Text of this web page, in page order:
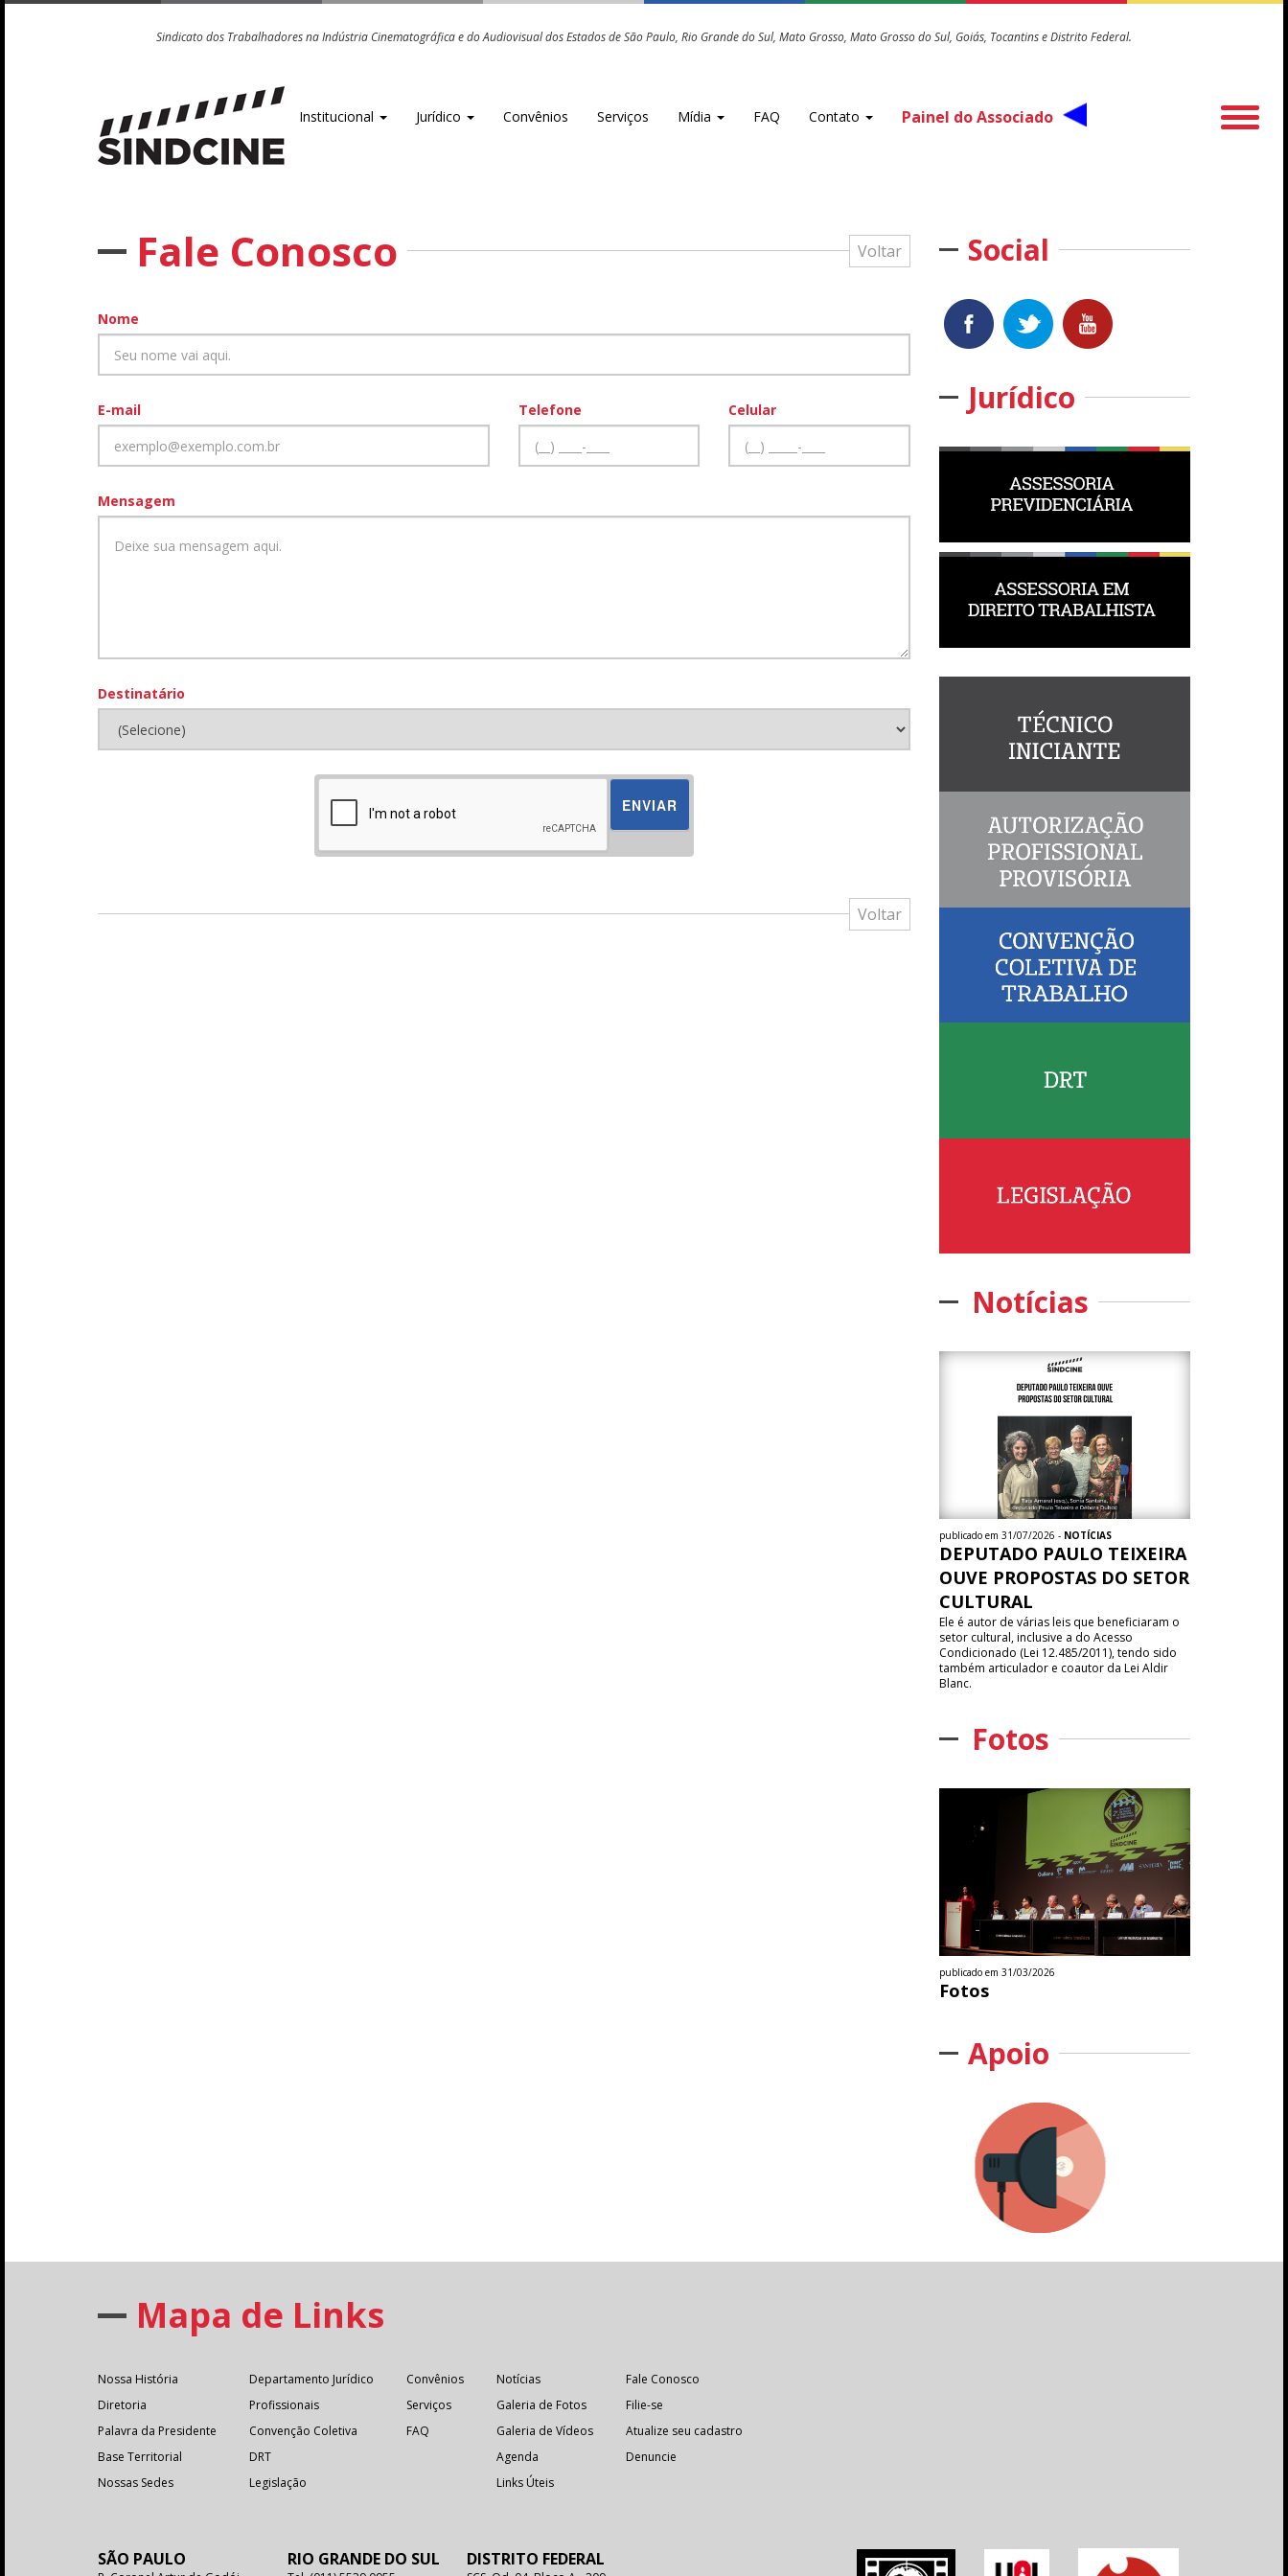
Sindicato dos Trabalhadores na Indústria Cinematográfica e do Audiovisual dos Estados de São Paulo, Rio Grande do Sul, Mato Grosso, Mato Grosso do Sul, Goiás, Tocantins e Distrito Federal.
Institucional Jurídico Convênios Serviços Mídia FAQ Contato Painel do Associado
Voltar
Fale Conosco
Nome
E-mail Telefone Celular
Mensagem
Destinatário
Voltar
Social
Jurídico
Notícias
publicado em 31/07/2026 - NOTÍCIAS
DEPUTADO PAULO TEIXEIRA
OUVE PROPOSTAS DO SETOR
CULTURAL
Ele é autor de várias leis que beneficiaram o
setor cultural, inclusive a do Acesso
Condicionado (Lei 12.485/2011), tendo sido
também articulador e coautor da Lei Aldir
Blanc.
Fotos
publicado em 31/03/2026
Fotos
Apoio
Mapa de Links
Nossa História
Diretoria
Palavra da Presidente
Base Territorial
Nossas Sedes
Departamento Jurídico
Profissionais
Convenção Coletiva
DRT
Legislação
Convênios
Serviços
FAQ
Notícias
Galeria de Fotos
Galeria de Vídeos
Agenda
Links Úteis
Fale Conosco
Filie-se
Atualize seu cadastro
Denuncie
SÃO PAULO RIO GRANDE DO SUL DISTRITO FEDERAL